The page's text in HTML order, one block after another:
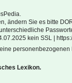
ändern Sie es bitte
kein SSL |
Lexikon.